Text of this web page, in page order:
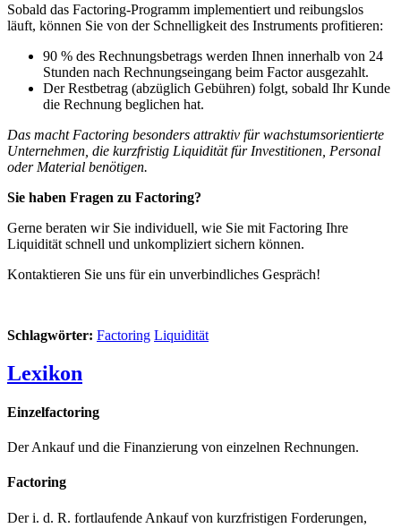
Sobald das Factoring-Programm implementiert und reibungslos
läuft, können Sie von der Schnelligkeit des Instruments profitieren:
90 % des Rechnungsbetrags werden Ihnen innerhalb von 24
Stunden nach Rechnungseingang beim Factor ausgezahlt.
Der Restbetrag (abzüglich Gebühren) folgt, sobald Ihr Kunde
die Rechnung beglichen hat.
Das macht Factoring besonders attraktiv für wachstumsorientierte
Unternehmen, die kurzfristig Liquidität für Investitionen, Personal
oder Material benötigen.
Sie haben Fragen zu Factoring?
Gerne beraten wir Sie individuell, wie Sie mit Factoring Ihre
Liquidität schnell und unkompliziert sichern können.
Kontaktieren Sie uns für ein unverbindliches Gespräch!
Schlagwörter: Factoring Liquidität
Lexikon
Einzelfactoring
Der Ankauf und die Finanzierung von einzelnen Rechnungen.
Factoring
Der i. d. R. fortlaufende Ankauf von kurzfristigen Forderungen,